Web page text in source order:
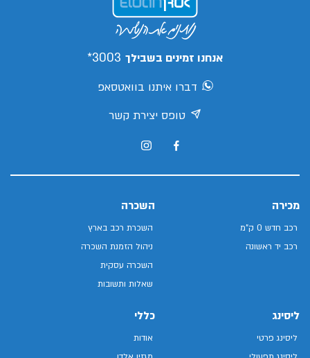
אנחנו זמינים בשבילך 3003*
דברו איתנו בוואטסאפ
טופס יצירת קשר
מכירה
רכב חדש 0 ק"מ
רכב יד ראשונה
השכרה
השכרת רכב בארץ
ניהול הזמנת השכרה
השכרה עסקית
שאלות ותשובות
ליסינג
ליסינג פרטי
כללי
אודות